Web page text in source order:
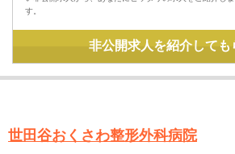
す。
非公開求人を紹介しても
世田谷おくさわ整形外科病院